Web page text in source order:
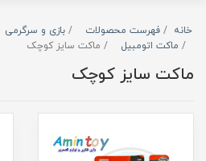
خانه فهرست محصولات بازی و سرگرمی
ماکت اتومبیل
ماکت سایز کوچک
ماکت سایز کوچک